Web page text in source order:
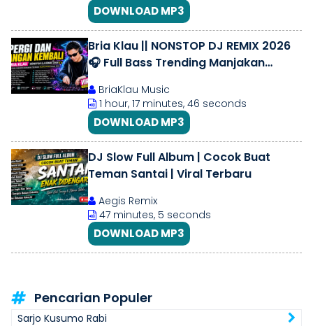
DOWNLOAD MP3
Bria Klau || NONSTOP DJ REMIX 2026
🎧 Full Bass Trending Manjakan
BriaKlau Music
1 hour, 17 minutes, 46 seconds
DOWNLOAD MP3
DJ Slow Full Album | Cocok Buat
Teman Santai | Viral Terbaru
Aegis Remix
47 minutes, 5 seconds
DOWNLOAD MP3
Pencarian Populer
Sarjo Kusumo Rabi